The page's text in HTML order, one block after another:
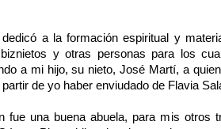
dedicó a la formación espiritual y
y otras personas para los
a mi hijo, su nieto, José Martí, a
partir de yo haber enviudado de Flavia
fue una buena abuela, para mis otros